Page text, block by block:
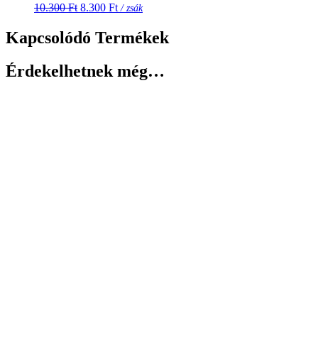
10.300Ft Original
was:
10.300 Ft.
8.300 FtCurrent
8.300 Ft.
/ zsák
Kapcsolódó Termékek
Érdekelhetnek még…